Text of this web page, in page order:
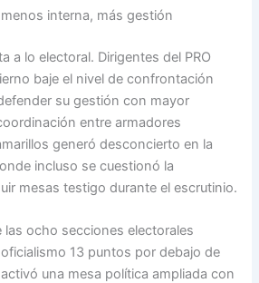
interna, más gestión
a lo electoral. Dirigentes del PRO
baje el nivel de confrontación
su gestión con mayor
entre armadores
generó desconcierto en la
incluso se cuestionó la
mesas testigo durante el escrutinio.
las ocho secciones electorales
13 puntos por debajo de
una mesa política ampliada con